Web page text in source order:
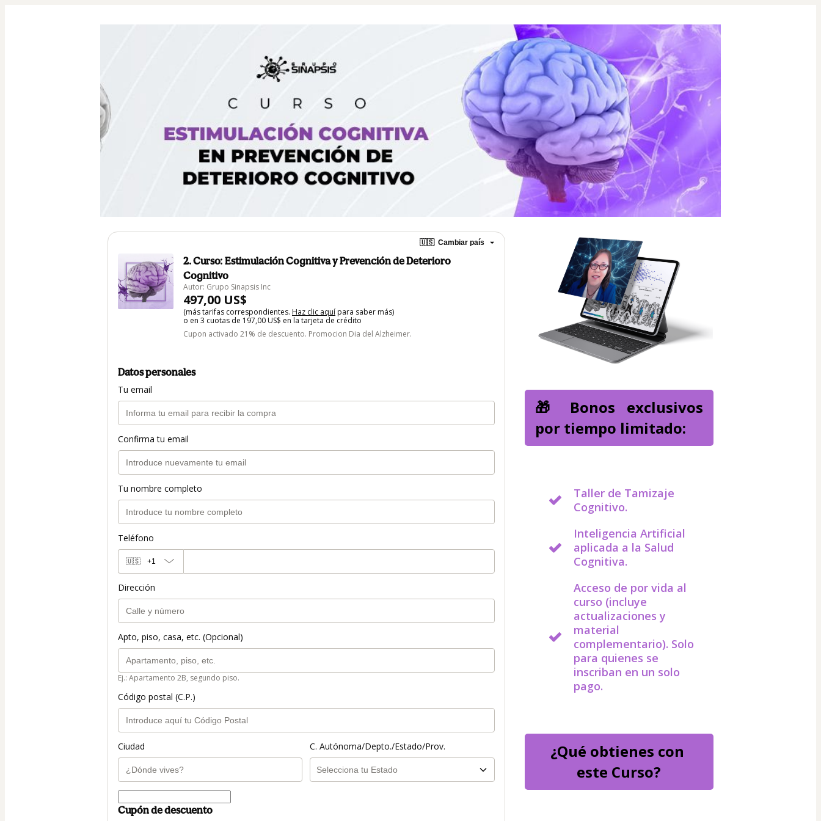
🇺🇸 Cambiar país
2. Curso: Estimulación Cognitiva y Prevención de Deterioro
Cognitivo
Autor: Grupo Sinapsis Inc
497,00 US$
(más tarifas correspondientes. Haz clic aquí para saber más)
o en 3 cuotas de 197,00 US$ en la tarjeta de crédito
Cupon activado 21% de descuento. Promocion Dia del Alzheimer.
Datos personales
Tu email
Confirma tu email
Tu nombre completo
Teléfono
🇺🇸 +1
Dirección
Apto, piso, casa, etc. (Opcional)
Ej.: Apartamento 2B, segundo piso.
Código postal (C.P.)
Ciudad C. Autónoma/Depto./Estado/Prov.
Cupón de descuento
🎁 Bonos exclusivos
por tiempo limitado:
Taller de Tamizaje
Cognitivo.
Inteligencia Artificial
aplicada a la Salud
Cognitiva.
Acceso de por vida al
curso (incluye
actualizaciones y
material
complementario). Solo
para quienes se
inscriban en un solo
pago.
¿Qué obtienes con
este Curso?